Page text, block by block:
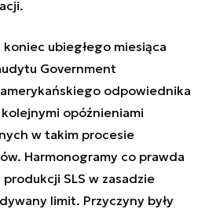
ubiegłego miesiąca
Government
odpowiednika
opóźnieniami
w takim procesie
Harmonogramy co prawda
SLS w zasadzie
limit. Przyczyny były